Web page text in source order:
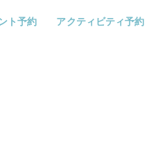
ト予約 アクティビティ予約